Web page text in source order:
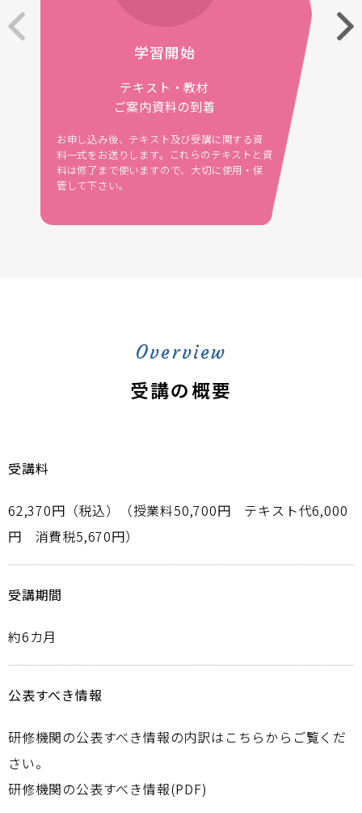
学習開始
テキスト・教材
ご案内資料の到着
お申し込み後、テキスト及び受講に関する資
料一式をお送りします。これらのテキストと資
料は修了まで使いますので、大切に使用・保
管して下さい。
Overview
受講の概要
受講料
62,370円（税込）（授業料50,700円 テキスト代6,000
円 消費税5,670円）
受講期間
約6カ月
公表すべき情報
研修機関の公表すべき情報の内訳はこちらからご覧くだ
さい。
研修機関の公表すべき情報(PDF)